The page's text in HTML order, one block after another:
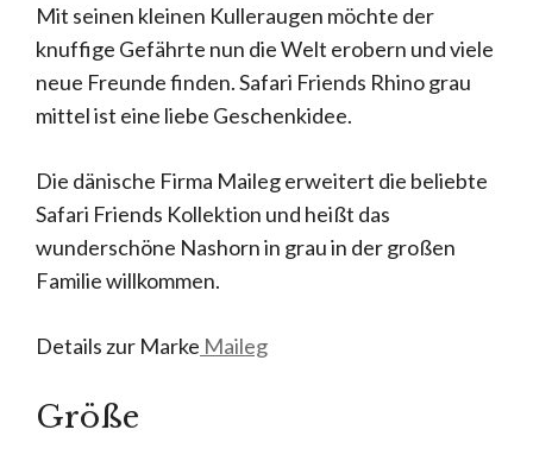
Mit seinen kleinen Kulleraugen möchte der
knuffige Gefährte nun die Welt erobern und viele
neue Freunde finden. Safari Friends Rhino grau
mittel ist eine liebe Geschenkidee.
Die dänische Firma Maileg erweitert die beliebte
Safari Friends Kollektion und heißt das
wunderschöne Nashorn in grau in der großen
Familie willkommen.
Details zur Marke Maileg
Größe